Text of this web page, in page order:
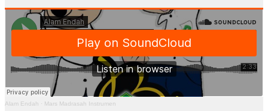
Alam Endah · Mars Madrasah Instrumen